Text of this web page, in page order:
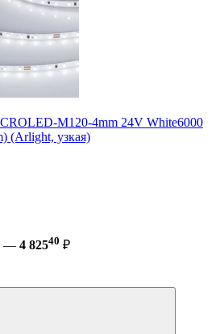
M120-4mm 24V White6000
(Arlight, узкая)
— 4 82540 ₽